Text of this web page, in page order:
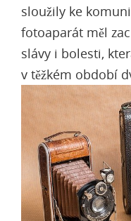
sloužily ke
fotoaparát měl
slávy i bolesti,
v těžkém období